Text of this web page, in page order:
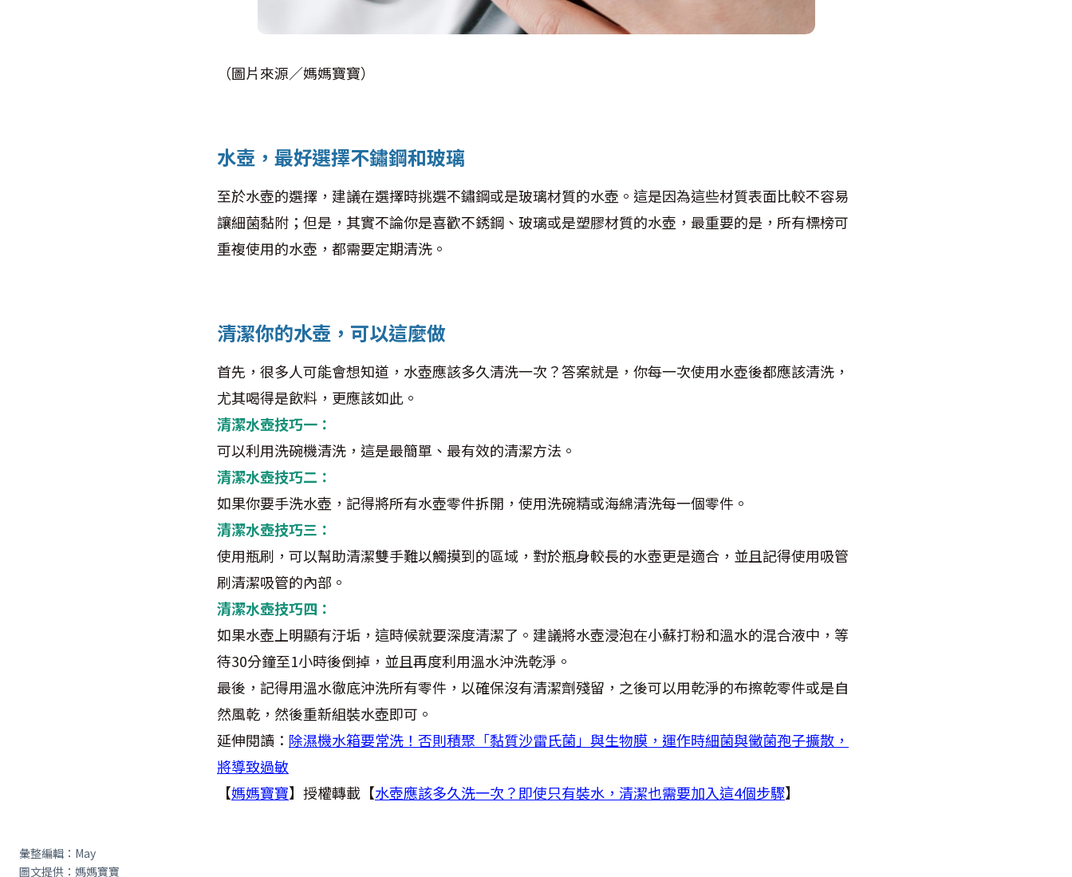
（圖片來源／媽媽寶寶）
水壺，最好選擇不鏽鋼和玻璃
至於水壺的選擇，建議在選擇時挑選不鏽鋼或是玻璃材質的水壺。這是因為這些材質表面比較不容易
讓細菌黏附；但是，其實不論你是喜歡不銹鋼、玻璃或是塑膠材質的水壺，最重要的是，所有標榜可
重複使用的水壺，都需要定期清洗。
清潔你的水壺，可以這麼做
首先，很多人可能會想知道，水壺應該多久清洗一次？答案就是，你每一次使用水壺後都應該清洗，
尤其喝得是飲料，更應該如此。
清潔水壺技巧一：
可以利用洗碗機清洗，這是最簡單、最有效的清潔方法。
清潔水壺技巧二：
如果你要手洗水壺，記得將所有水壺零件拆開，使用洗碗精或海綿清洗每一個零件。
清潔水壺技巧三：
使用瓶刷，可以幫助清潔雙手難以觸摸到的區域，對於瓶身較長的水壺更是適合，並且記得使用吸管
刷清潔吸管的內部。
清潔水壺技巧四：
如果水壺上明顯有汙垢，這時候就要深度清潔了。建議將水壺浸泡在小蘇打粉和溫水的混合液中，等
待30分鐘至1小時後倒掉，並且再度利用溫水沖洗乾淨。
最後，記得用溫水徹底沖洗所有零件，以確保沒有清潔劑殘留，之後可以用乾淨的布擦乾零件或是自
然風乾，然後重新組裝水壺即可。
延伸閱讀： 除濕機水箱要常洗！否則積聚「黏質沙雷氏菌」與生物膜，運作時細菌與黴菌孢子擴散，
將導致過敏
【媽媽寶寶】授權轉載【水壺應該多久洗一次？即使只有裝水，清潔也需要加入這4個步驟】
彙整編輯：May
圖文提供：媽媽寶寶